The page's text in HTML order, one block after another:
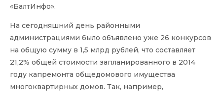
«БалтИнфо».
На сегодняшний день районными
администрациями было объявлено уже 26 конкурсов
на общую сумму в 1,5 млрд рублей, что составляет
21,2% общей стоимости запланированного в 2014
году капремонта общедомового имущества
многоквартирных домов. Так, например,